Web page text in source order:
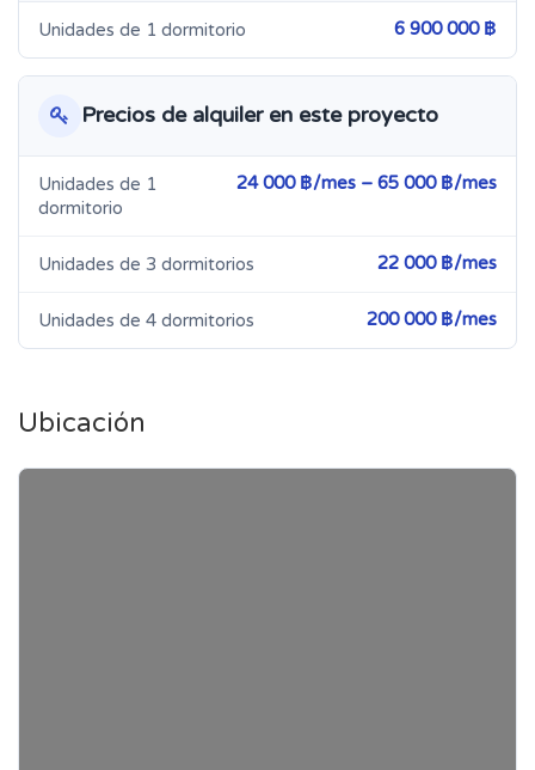
Unidades de 1 dormitorio 6 900 000 ฿
Precios de alquiler en este proyecto
Unidades de 1
dormitorio
24 000 ฿/mes – 65 000 ฿/mes
Unidades de 3 dormitorios 22 000 ฿/mes
Unidades de 4 dormitorios 200 000 ฿/mes
Ubicación